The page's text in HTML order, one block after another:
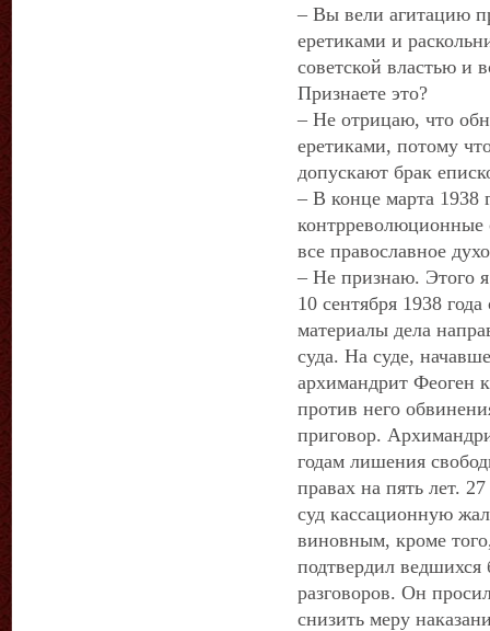
– Вы вели агитацию
еретиками и
советской властью и
Признаете это?
– Не отрицаю, что
еретиками, потому
допускают брак
– В конце марта 1938
контрреволюционные
все православное
– Не признаю. Этого
10 сентября 1938
материалы дела
суда. На суде,
архимандрит Феоген
против него
приговор.
годам лишения
правах на пять лет.
суд кассационную
виновным, кроме
подтвердил
разговоров. Он
снизить меру